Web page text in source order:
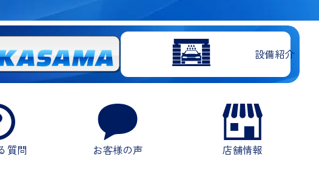
設備紹介
質問 お客様の声 店舗情報